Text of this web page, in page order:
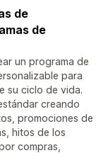
de
de
un programa de
para
su ciclo de vida.
creando
promociones de
hitos de los
compras,